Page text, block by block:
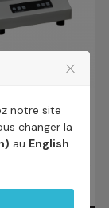
GLN
à induction
à poser 1
notre site
changer la
au English